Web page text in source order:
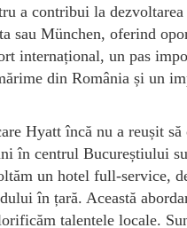
a contribui la
sau München, oferind
internațional, un pas
din România și un
Hyatt încă nu a reușit
în centrul Bucureștiului
un hotel full-service,
în țară. Această
talentele locale.